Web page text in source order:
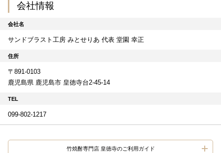
会社情報
会社名
サンドブラスト工房 みとせりあ 代表 堂園 幸正
住所
〒891-0103
鹿児島県 鹿児島市 皇徳寺台2-45-14
TEL
099-802-1217
竹焼酎専門店 皇徳寺のご利用ガイド